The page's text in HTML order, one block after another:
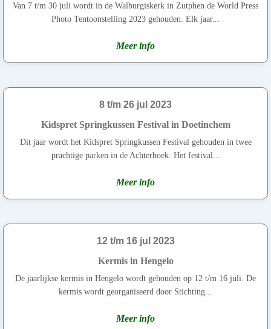
Van 7 t/m 30 juli wordt in de Walburgiskerk in Zutphen de World Press
Photo Tentoonstelling 2023 gehouden. Elk jaar...
Meer info
8 t/m 26 jul 2023
Kidspret Springkussen Festival in Doetinchem
Dit jaar wordt het Kidspret Springkussen Festival gehouden in twee
prachtige parken in de Achterhoek. Het festival...
Meer info
12 t/m 16 jul 2023
Kermis in Hengelo
De jaarlijkse kermis in Hengelo wordt gehouden op 12 t/m 16 juli. De
kermis wordt georganiseerd door Stichting...
Meer info